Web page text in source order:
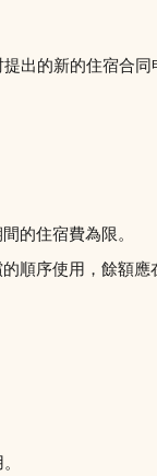
出的新的住宿合同
的住宿費為限。
順序使用，餘額應